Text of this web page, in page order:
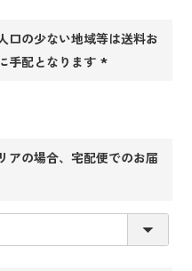
口の少ない地域等は送料お
手配となります
アの場合、宅配便でのお届